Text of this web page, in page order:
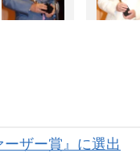
ーザー賞』に選出